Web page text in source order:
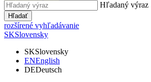
Hľadaný výraz
Hľadať
rozšírené vyhľadávanie
SKSlovensky
SKSlovensky
ENEnglish
DEDeutsch